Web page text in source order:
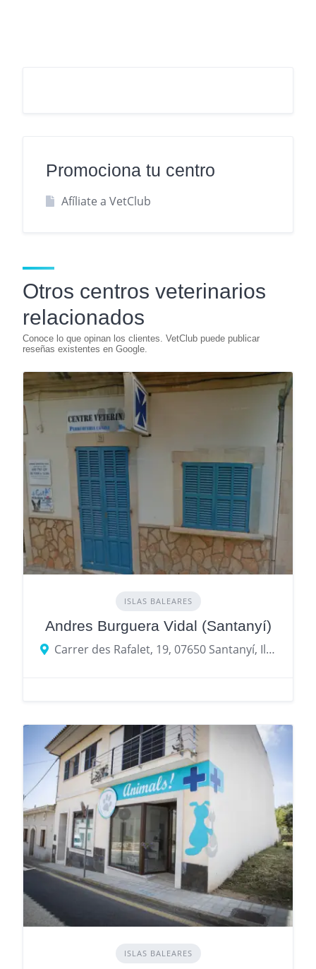
Promociona tu centro
Afíliate a VetClub
Otros centros veterinarios
relacionados
ISLAS BALEARES
Andres Burguera Vidal (Santanyí)
Carrer des Rafalet, 19, 07650 Santanyí, Illes Balears
ISLAS BALEARES